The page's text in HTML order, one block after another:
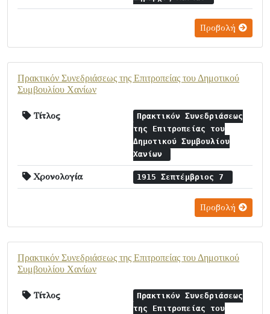
Προβολή
Πρακτικόν Συνεδριάσεως της Επιτροπείας του Δημοτικού
Συμβουλίου Χανίων
Τίτλος
Πρακτικόν Συνεδριάσεως
της Επιτροπείας του
Δημοτικού Συμβουλίου
Χανίων
Χρονολογία 1915 Σεπτέμβριος 7
Προβολή
Πρακτικόν Συνεδριάσεως της Επιτροπείας του Δημοτικού
Συμβουλίου Χανίων
Τίτλος
Πρακτικόν Συνεδριάσεως
της Επιτροπείας του